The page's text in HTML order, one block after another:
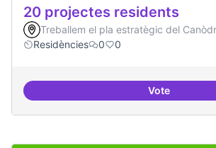
20 projectes residents
Treballem el pla estratègic del
Residències
0 0
Vote
20